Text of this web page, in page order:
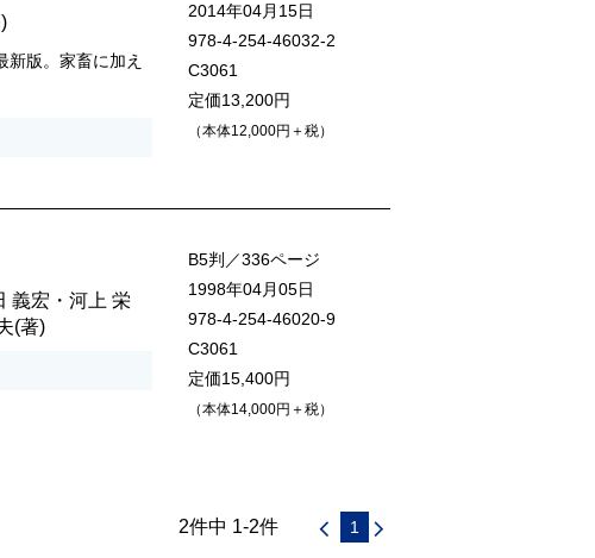
新版。家畜に加え
2014年04月15日
978-4-254-46032-2
C3061
定価13,200円
（本体12,000円＋税）
義宏 ・ 河上 栄
(著)
B5判／336ページ
1998年04月05日
978-4-254-46020-9
C3061
定価15,400円
（本体14,000円＋税）
2件中 1-2件 1